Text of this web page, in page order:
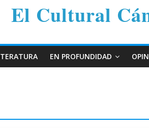
El Cultural
EN PROFUNDIDAD